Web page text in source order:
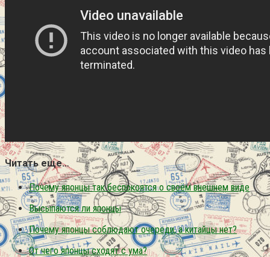
Читать еще…
Почему японцы так беспокоятся о своём внешнем виде
Высыпаются ли японцы
Почему японцы соблюдают очереди, а китайцы нет?
От чего японцы сходят с ума?